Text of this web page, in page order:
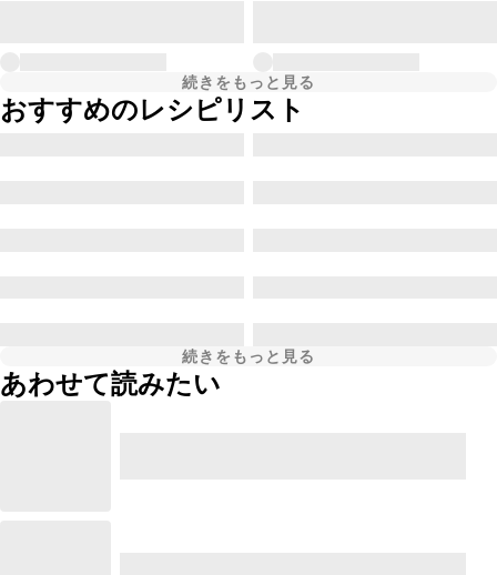
続きをもっと見る
おすすめのレシピリスト
続きをもっと見る
あわせて読みたい